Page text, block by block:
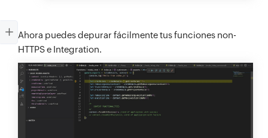
Ahora puedes depurar fácilmente tus funciones non-
HTTPS e Integration.